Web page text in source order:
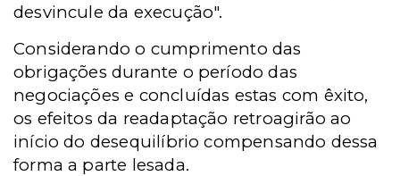
desvincule da execução".
Considerando o cumprimento das
obrigações durante o período das
negociações e concluídas estas com êxito,
os efeitos da readaptação retroagirão ao
início do desequilíbrio compensando dessa
forma a parte lesada.